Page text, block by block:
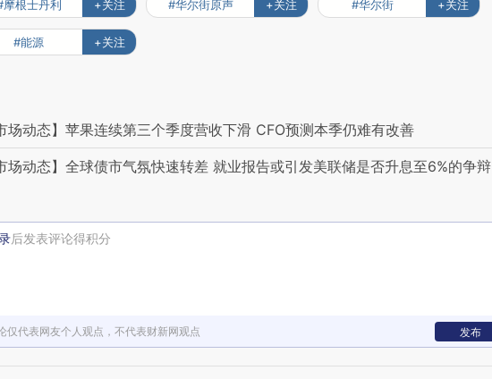
摩根士丹利 +关注 #华尔街原声 +关注 #华尔街 +关注
#能源 +关注
场动态】苹果连续第三个季度营收下滑 CFO预测本季仍难有改善
场动态】全球债市气氛快速转差 就业报告或引发美联储是否升息至6%的争辩
后发表评论得积分
仅代表网友个人观点，不代表财新网观点 发布